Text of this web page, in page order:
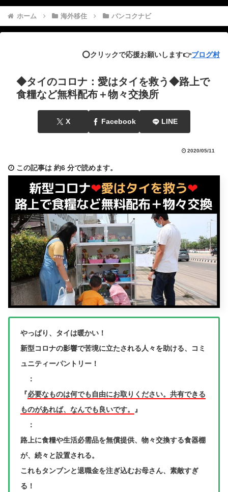
ホーム 海外移住 バンコクナビ
⭕️クリックで応援お願いします👉ブログ村
◆タイのコロナ：愛はタイを救う◆路上で
食糧など無料配布＋物々交換所
X Facebook LINE
2020/05/11
この記事は 約6 分で読めます。
やっぱり、タイは暖かい！
新型コロナの影響で苦境に立たされる人々を助ける、コミ
ュニティーパントリー！
：
『必要なものは何でも自由にお取りください。 共有できる
ものがあれば、なんでも良いです。
』
：
路上に食糧や生活必需品を無償提供、物々交換する食器棚
が、続々と設置される。
これもタンブンと退職金を注ぎ込むお母さん、素敵すぎ
る！